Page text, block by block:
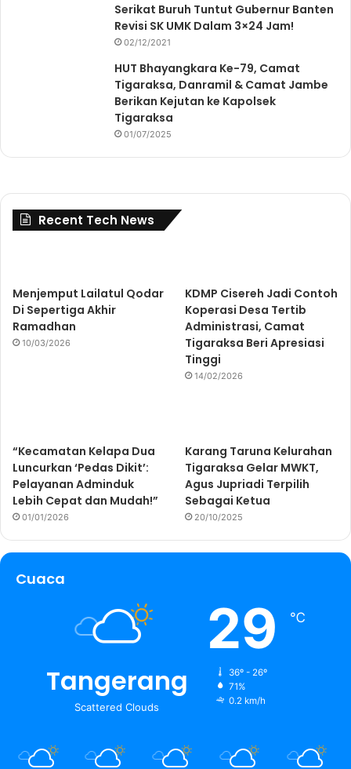
Serikat Buruh Tuntut Gubernur Banten
Revisi SK UMK Dalam 3×24 Jam!
02/12/2021
HUT Bhayangkara Ke-79, Camat
Tigaraksa, Danramil & Camat Jambe
Berikan Kejutan ke Kapolsek
Tigaraksa
01/07/2025
Recent Tech News
Menjemput Lailatul Qodar
Di Sepertiga Akhir
Ramadhan
10/03/2026
KDMP Cisereh Jadi Contoh
Koperasi Desa Tertib
Administrasi, Camat
Tigaraksa Beri Apresiasi
Tinggi
14/02/2026
“Kecamatan Kelapa Dua
Luncurkan ‘Pedas Dikit’:
Pelayanan Adminduk
Lebih Cepat dan Mudah!”
01/01/2026
Karang Taruna Kelurahan
Tigaraksa Gelar MWKT,
Agus Jupriadi Terpilih
Sebagai Ketua
20/10/2025
Cuaca
Tangerang
Scattered Clouds
29 ℃
36º - 26º
71%
0.2 km/h